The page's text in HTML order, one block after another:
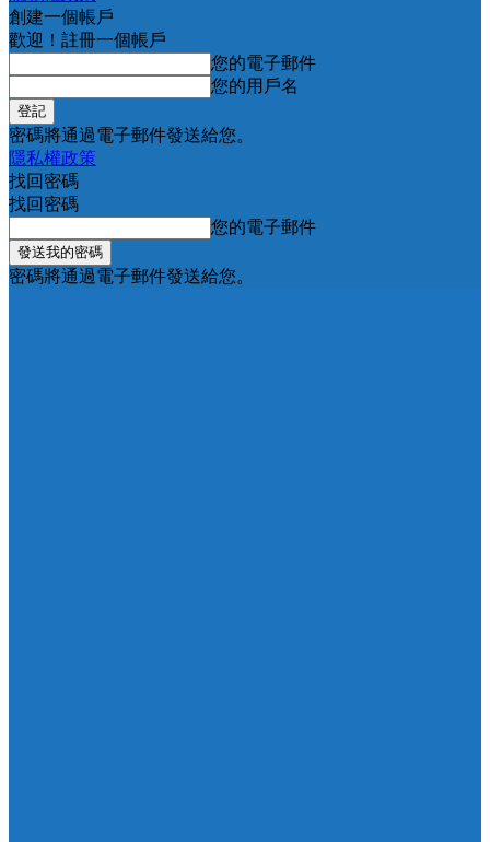
創建一個帳戶
歡迎！註冊一個帳戶
您的電子郵件
您的用戶名
密碼將通過電子郵件發送給您。
隱私權政策
找回密碼
找回密碼
您的電子郵件
密碼將通過電子郵件發送給您。